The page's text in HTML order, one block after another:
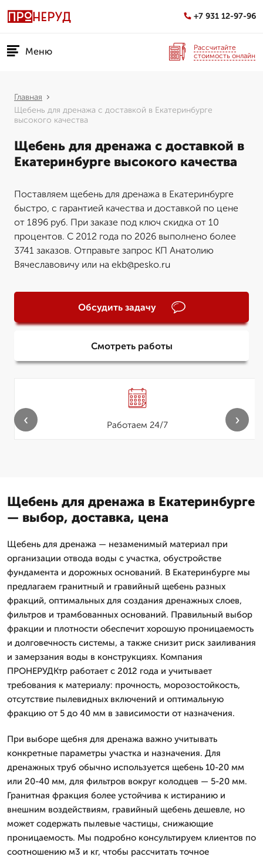
+7 931 12-97-96
Меню
Рассчитайте
стоимость онлайн
Главная
Щебень для дренажа с доставкой в Екатеринбурге
высокого качества
Щебень для дренажа с доставкой в
Екатеринбурге высокого качества
Поставляем щебень для дренажа в Екатеринбурге
быстро, с гарантией качества и доставкой по цене
от 1896 руб. При заказе под ключ скидка от 10
процентов. С 2012 года по 2026 выполнено более
3741 заказов. Отправьте запрос КП Анатолию
Вячеславовичу или на ekb@pesko.ru
Обсудить задачу
Смотреть работы
Работаем 24/7
‹ ›
Щебень для дренажа в Екатеринбурге
— выбор, доставка, цена
Щебень для дренажа — незаменимый материал при
организации отвода воды с участка, обустройстве
фундамента и дорожных оснований. В Екатеринбурге мы
предлагаем гранитный и гравийный щебень разных
фракций, оптимальных для создания дренажных слоев,
фильтров и трамбованных оснований. Правильный выбор
фракции и плотности обеспечит хорошую проницаемость
и долговечность системы, а также снизит риск заиливания
и замерзания воды в конструкциях. Компания
ПРОНЕРУДКтр работает с 2012 года и учитывает
требования к материалу: прочность, морозостойкость,
отсутствие пылевидных включений и оптимальную
фракцию от 5 до 40 мм в зависимости от назначения.
При выборе щебня для дренажа важно учитывать
конкретные параметры участка и назначения. Для
дренажных труб обычно используется щебень 10-20 мм
или 20-40 мм, для фильтров вокруг колодцев — 5-20 мм.
Гранитная фракция более устойчива к истиранию и
внешним воздействиям, гравийный щебень дешевле, но
может содержать пылевые частицы, снижающие
проницаемость. Мы подробно консультируем клиентов по
соотношению м3 и кг, чтобы рассчитать точное